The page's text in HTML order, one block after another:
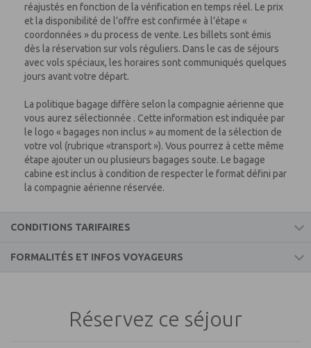
réajustés en fonction de la vérification en temps réel. Le prix
et la disponibilité de l’offre est confirmée à l’étape «
coordonnées » du process de vente. Les billets sont émis
dès la réservation sur vols réguliers. Dans le cas de séjours
avec vols spéciaux, les horaires sont communiqués quelques
jours avant votre départ.
La politique bagage diffère selon la compagnie aérienne que
vous aurez sélectionnée . Cette information est indiquée par
le logo « bagages non inclus » au moment de la sélection de
votre vol (rubrique «transport »). Vous pourrez à cette même
étape ajouter un ou plusieurs bagages soute. Le bagage
cabine est inclus à condition de respecter le format défini par
la compagnie aérienne réservée.
CONDITIONS TARIFAIRES
low-cost (direct ou avec escale)
• Les transferts aéroport / hôtel / aéroport
FORMALITÉS ET INFOS VOYAGEURS
Réservez ce séjour